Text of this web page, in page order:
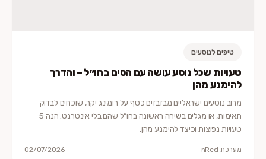
טיפים לנוסעים
טעויות שכל נוסע עושה עם הסים בחו״ל – והדרך
להימנע מהן
מרוב נוסעים ישראליים מבזבזים כסף על רומינג יקר, שוכחים לבדוק
תאימות, או מגלים בשיחה ראשונה בחו״ל שהם בלי אינטרנט. הנה 5
טעויות נפוצות וכיצד להימנע מהן.
מערכת nRed 02/07/2026